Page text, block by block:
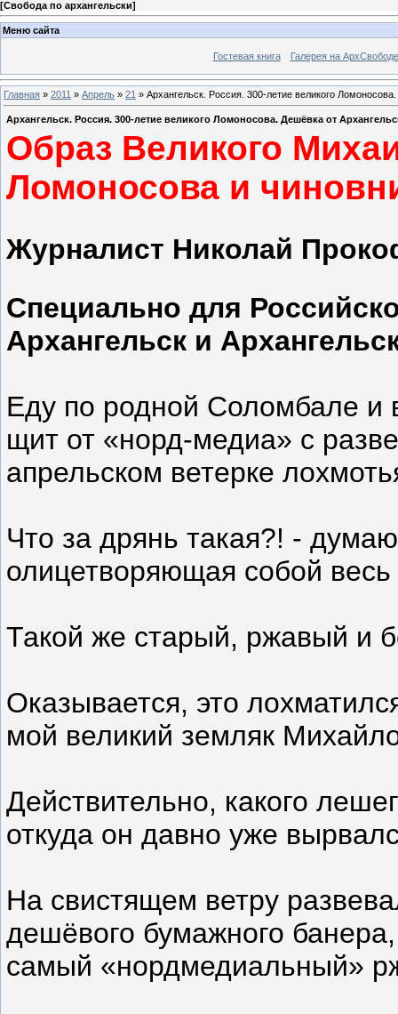
[Свобода по архангельски]
Меню сайта
Гостевая книга Галерея на АрхСвободе
Главная » 2011 » Апрель » 21 » Архангельск. Россия. 300-летие великого
Архангельск. Россия. 300-летие великого Ломоносова. Дешёвка от
Образ Великого
Ломоносова и
Журналист Николай
Специально для
Архангельск и
Еду по родной Соломбале и
щит от «норд-медиа» с
апрельском ветерке
Что за дрянь такая?! -
олицетворяющая собой
Такой же старый, ржавый и
Оказывается, это
мой великий земляк
Действительно, какого
откуда он давно уже
На свистящем ветру
дешёвого бумажного
самый «нордмедиальный»